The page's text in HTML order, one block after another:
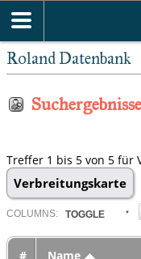
Roland Datenbank
Suchergebnisse
Treffer 1 bis 5 von 5 für
Verbreitungskarte
COLUMN S: TOGGLE
#
Name